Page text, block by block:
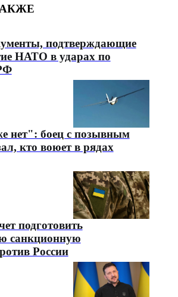
подтверждающие
НАТО в ударах по
нет": боец с позывным
кто воюет в рядах
подготовить
санкционную
России